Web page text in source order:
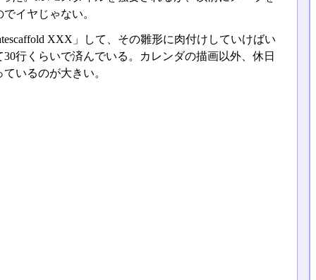
イヤじゃない。
XXX」して、その雛形に肉付けしていけばい
行くらいで済んでいる。カレンダの描画以外、休日
いるのが大きい。